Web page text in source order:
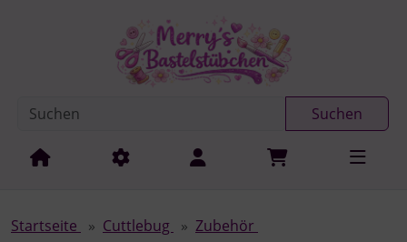
Springe zur Navigation
Suchen
Startseite Cuttlebug
Zubehör